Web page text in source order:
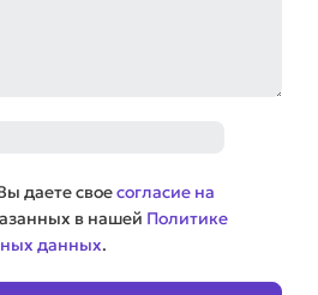
даете своесогласие на
в нашей Политике
данных.